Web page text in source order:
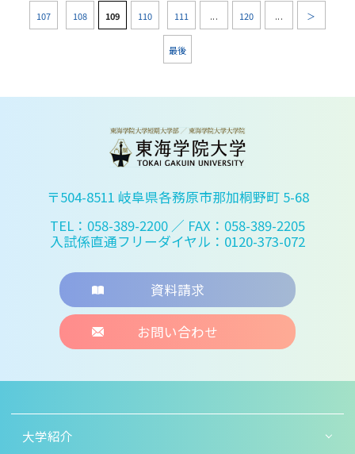
107 108 109 110 111 ... 120 ... ＞
最後
〒504-8511 岐阜県各務原市那加桐野町 5-68
TEL：058-389-2200 ／ FAX：058-389-2205
入試係直通フリーダイヤル：0120-373-072
資料請求
お問い合わせ
大学紹介